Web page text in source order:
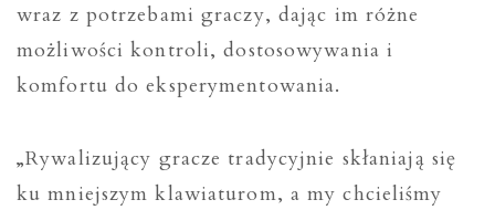
wraz z potrzebami graczy, dając im różne
możliwości kontroli, dostosowywania i
komfortu do eksperymentowania.
„Rywalizujący gracze tradycyjnie skłaniają się
ku mniejszym klawiaturom, a my chcieliśmy